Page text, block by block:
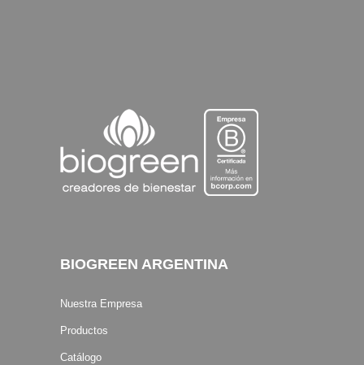
BIOGREEN ARGENTINA
Nuestra Empresa
Productos
Catálogo